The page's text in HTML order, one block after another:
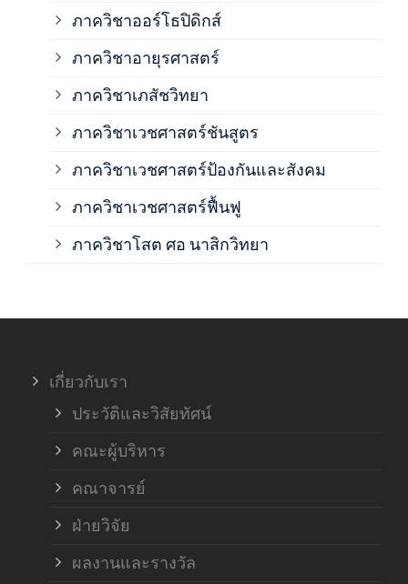
ภาควิชาออร์โธปิดิกส์
ภาควิชาอายุรศาสตร์
ภาควิชาเภสัชวิทยา
ภาควิชาเวชศาสตร์ชันสูตร
ภาควิชาเวชศาสตร์ป้องกันและสังคม
ภาควิชาเวชศาสตร์ฟื้นฟู
ภาควิชาโสต ศอ นาสิกวิทยา
เกี่ยวกับเรา
ประวัติและวิสัยทัศน์
คณะผู้บริหาร
คณาจารย์
ฝ่ายวิจัย
ผลงานและรางวัล